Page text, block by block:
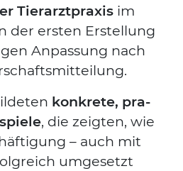
Tier­arzt­pra­xis im
der ers­ten Erstel­lung
Anpas­sung nach
kon­kre­te, pra­
, die zeig­ten, wie
– auch mit
umge­setzt